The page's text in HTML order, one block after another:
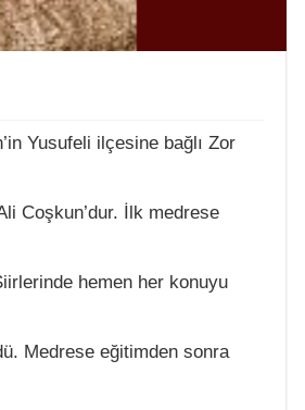
Yusufeli ilçesine bağlı Zor
Coşkun’dur. İlk medrese
hemen her konuyu
Medrese eğitimden sonra